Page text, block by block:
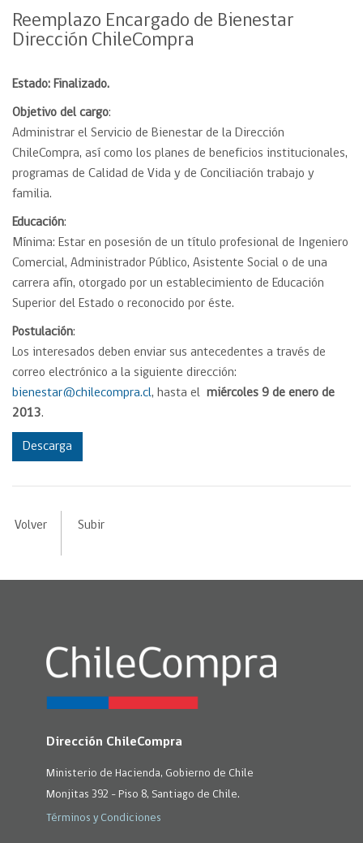
Reemplazo Encargado de Bienestar
Dirección ChileCompra
Estado: Finalizado.
Objetivo del cargo:
Administrar el Servicio de Bienestar de la Dirección
ChileCompra, así como los planes de beneficios institucionales,
programas de Calidad de Vida y de Conciliación trabajo y
familia.
Educación:
Mínima: Estar en posesión de un título profesional de Ingeniero
Comercial, Administrador Público, Asistente Social o de una
carrera afín, otorgado por un establecimiento de Educación
Superior del Estado o reconocido por éste.
Postulación:
Los interesados deben enviar sus antecedentes a través de
correo electrónico a la siguiente dirección:
bienestar@chilecompra.cl, hasta el miércoles 9 de enero de
2013.
Descarga
Volver Subir
Dirección ChileCompra
Ministerio de Hacienda, Gobierno de Chile
Monjitas 392 - Piso 8, Santiago de Chile.
Términos y Condiciones